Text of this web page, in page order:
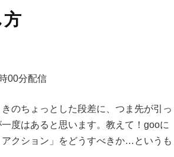
00分配信
のちょっとした段差に、つま先が引っ
度はあると思います。教えて！gooに
クション」をどうすべきか…というも